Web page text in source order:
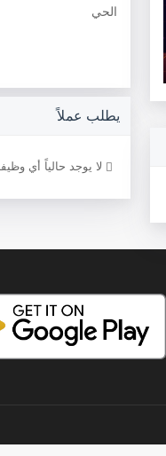
الحي
يطلب عملاً
لا يوجد حالياً أي